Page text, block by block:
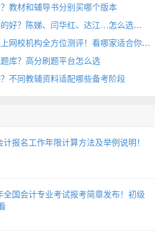
教材和辅导书分别买哪个版本
注册会计师财管哪个老师讲的好？陈娣、闫华红、达江…怎么选
小白备考必看！会计培训线上网校机构全方位测评！看哪家适合你
库？高分刷题平台怎么选
不同教辅资料适配哪些备考阶段
报名工作年限计算方法及举例说明！
国会计专业考试报考简章发布！初级